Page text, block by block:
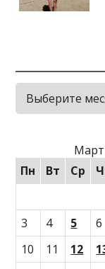
Архивы
Март
Пн
Вт Ср
3
4 5 6
10
11 12